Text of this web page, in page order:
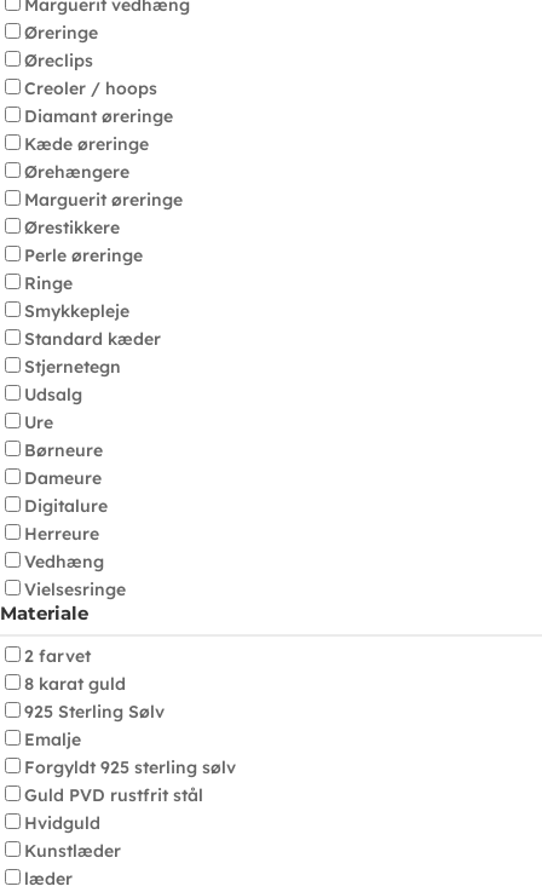
Marguerit vedhæng
Øreringe
Øreclips
Creoler / hoops
Diamant øreringe
Kæde øreringe
Ørehængere
Marguerit øreringe
Ørestikkere
Perle øreringe
Ringe
Smykkepleje
Standard kæder
Stjernetegn
Udsalg
Ure
Børneure
Dameure
Digitalure
Herreure
Vedhæng
Vielsesringe
Materiale
2 farvet
8 karat guld
925 Sterling Sølv
Emalje
Forgyldt 925 sterling sølv
Guld PVD rustfrit stål
Hvidguld
Kunstlæder
læder